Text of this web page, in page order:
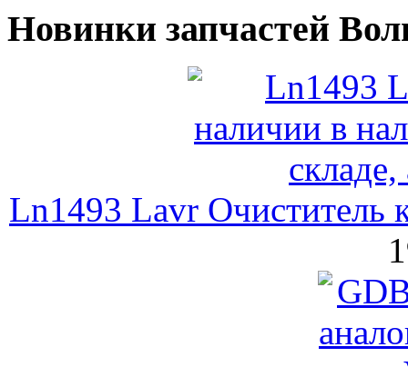
Новинки запчастей
Ln1493 Lavr Очиститель